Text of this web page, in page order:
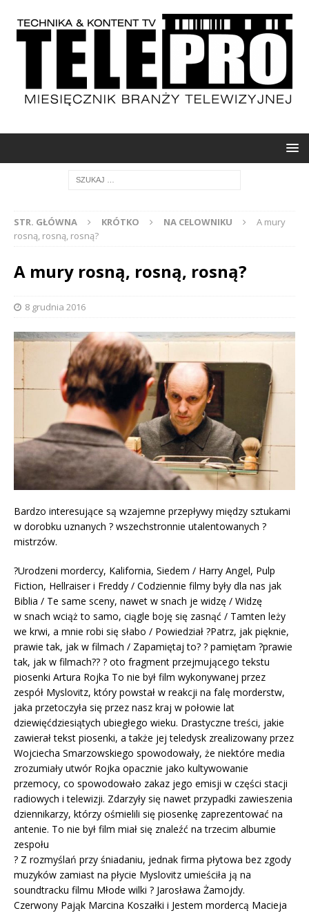
STR. GŁÓWNA KRÓTKO NA CELOWNIKU
A mury
rosną, rosną, rosną?
A mury rosną, rosną, rosną?
8 grudnia 2016
Bardzo interesujące są wzajemne przepływy między sztukami
w dorobku uznanych ? wszechstronnie utalentowanych ?
mistrzów.
?Urodzeni mordercy, Kalifornia, Siedem / Harry Angel, Pulp
Fiction, Hellraiser i Freddy / Codziennie filmy były dla nas jak
Biblia / Te same sceny, nawet w snach je widzę / Widzę
w snach wciąż to samo, ciągle boję się zasnąć / Tamten leży
we krwi, a mnie robi się słabo / Powiedział ?Patrz, jak pięknie,
prawie tak, jak w filmach / Zapamiętaj to? ? pamiętam ?prawie
tak, jak w filmach?? ? oto fragment przejmującego tekstu
piosenki Artura Rojka To nie był film wykonywanej przez
zespół Myslovitz, który powstał w reakcji na falę morderstw,
jaka przetoczyła się przez nasz kraj w połowie lat
dziewięćdziesiątych ubiegłego wieku. Drastyczne treści, jakie
zawierał tekst piosenki, a także jej teledysk zrealizowany przez
Wojciecha Smarzowskiego spowodowały, że niektóre media
zrozumiały utwór Rojka opacznie jako kultywowanie
przemocy, co spowodowało zakaz jego emisji w części stacji
radiowych i telewizji. Zdarzyły się nawet przypadki zawieszenia
dziennikarzy, którzy ośmielili się piosenkę zaprezentować na
antenie. To nie był film miał się znaleźć na trzecim albumie
zespołu
? Z rozmyślań przy śniadaniu, jednak firma płytowa bez zgody
muzyków zamiast na płycie Myslovitz umieściła ją na
soundtracku filmu Młode wilki ? Jarosława Żamojdy.
Czerwony Pająk Marcina Koszałki i Jestem mordercą Macieja